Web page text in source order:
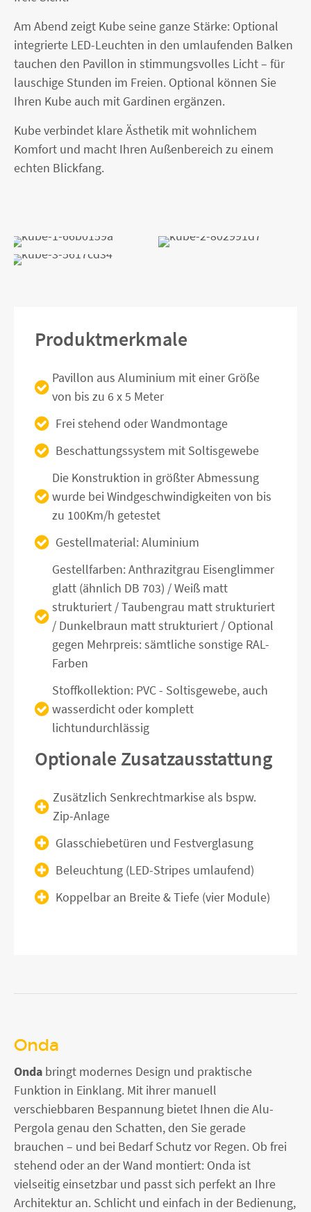
Am Abend zeigt Kube seine ganze Stärke: Optional
integrierte LED-Leuchten in den umlaufenden Balken
tauchen den Pavillon in stimmungsvolles Licht – für
lauschige Stunden im Freien. Optional können Sie
Ihren Kube auch mit Gardinen ergänzen.
Kube verbindet klare Ästhetik mit wohnlichem
Komfort und macht Ihren Außenbereich zu einem
echten Blickfang.
Produktmerkmale
Pavillon aus Aluminium mit einer Größe
von bis zu 6 x 5 Meter
Frei stehend oder Wandmontage
Beschattungssystem mit Soltisgewebe
Die Konstruktion in größter Abmessung
wurde bei Windgeschwindigkeiten von bis
zu 100Km/h getestet
Gestellmaterial: Aluminium
Gestellfarben: Anthrazitgrau Eisenglimmer
glatt (ähnlich DB 703) / Weiß matt
strukturiert / Taubengrau matt strukturiert
/ Dunkelbraun matt strukturiert / Optional
gegen Mehrpreis: sämtliche sonstige RAL-
Farben
Stoffkollektion: PVC - Soltisgewebe, auch
wasserdicht oder komplett
lichtundurchlässig
Optionale Zusatzausstattung
Zusätzlich Senkrechtmarkise als bspw.
Zip-Anlage
Glasschiebetüren und Festverglasung
Beleuchtung (LED-Stripes umlaufend)
Koppelbar an Breite & Tiefe (vier Module)
Onda
Onda bringt modernes Design und praktische
Funktion in Einklang. Mit ihrer manuell
verschiebbaren Bespannung bietet Ihnen die Alu-
Pergola genau den Schatten, den Sie gerade
brauchen – und bei Bedarf Schutz vor Regen. Ob frei
stehend oder an der Wand montiert: Onda ist
vielseitig einsetzbar und passt sich perfekt an Ihre
Architektur an. Schlicht und einfach in der Bedienung,